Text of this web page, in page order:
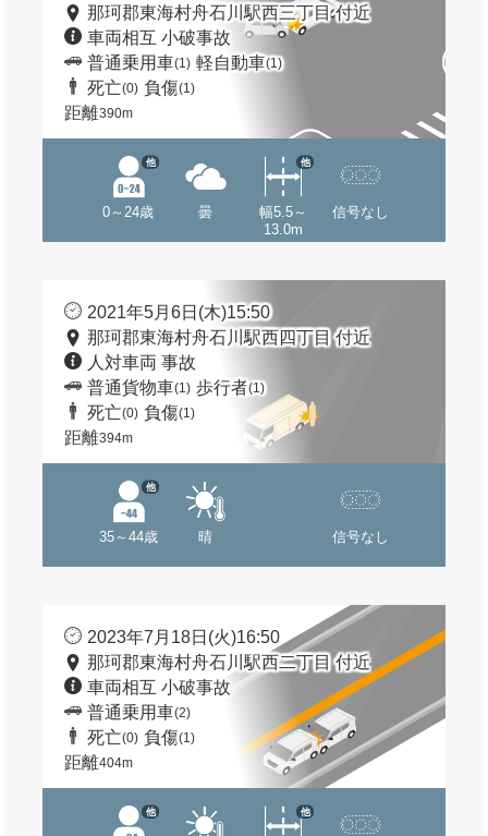
那珂郡東海村舟石川駅西三丁目 付近
車両相互 小破事故
普通乗用車(1) 軽自動車(1)
死亡(0) 負傷(1)
距離390m
0～24歳
他
曇
幅5.5～
13.0m
他
信号なし
2021年5月6日(木)15:50
那珂郡東海村舟石川駅西四丁目 付近
人対車両 事故
普通貨物車(1) 歩行者(1)
死亡(0) 負傷(1)
距離394m
35～44歳
他
晴 信号なし
2023年7月18日(火)16:50
那珂郡東海村舟石川駅西二丁目 付近
車両相互 小破事故
普通乗用車(2)
死亡(0) 負傷(1)
距離404m
他 他